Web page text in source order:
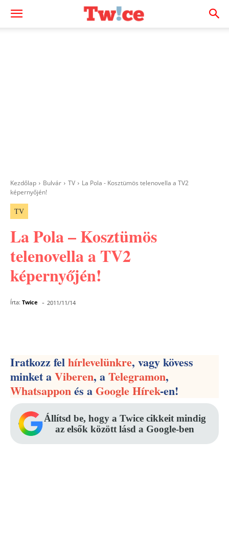
Kezdőlap Bulvár TV
La Pola - Kosztümös telenovella a TV2
képernyőjén!
TV
La Pola – Kosztümös
telenovella a TV2
képernyőjén!
Írta: Twice - 2011/11/14
Iratkozz felhírlevelünkre, vagy kövess
minket aViberen, aTelegramon,
Whatsapponés aGoogle Hírek-en!
Állítsd be, hogy a Twice cikkeit mindig
az elsők között lásd a Google-ben